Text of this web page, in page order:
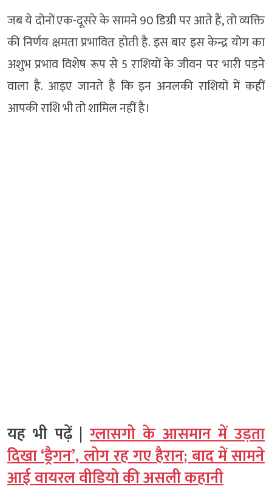
जब ये दोनों एक-दूसरे के सामने 90 डिग्री पर आते हैं, तो व्यक्ति
की निर्णय क्षमता प्रभावित होती है. इस बार इस केन्द्र योग का
अशुभ प्रभाव विशेष रूप से 5 राशियों के जीवन पर भारी पड़ने
वाला है. आइए जानते हैं कि इन अनलकी राशियों में कहीं
आपकी राशि भी तो शामिल नहीं है।
यह भी पढ़ें | ग्लासगो के आसमान में उड़ता
दिखा ‘ड्रैगन’, लोग रह गए हैरान; बाद में सामने
आई वायरल वीडियो की असली कहानी